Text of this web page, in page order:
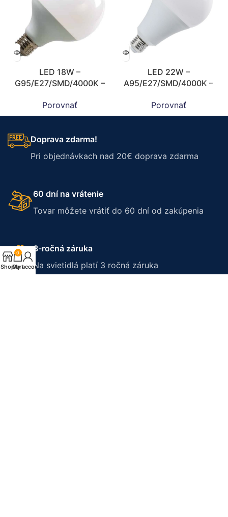
LED 18W –
G95/E27/SMD/4000K –
Porovnať
LED 22W –
A95/E27/SMD/4000K –
Porovnať
Doprava zdarma!
Pri objednávkach nad 20€ doprava zdarma
60 dní na vrátenie
Tovar môžete vrátiť do 60 dní od zakúpenia
3-ročná záruka
Na svietidlá platí 3 ročná záruka
Shop
0
Cart
My account